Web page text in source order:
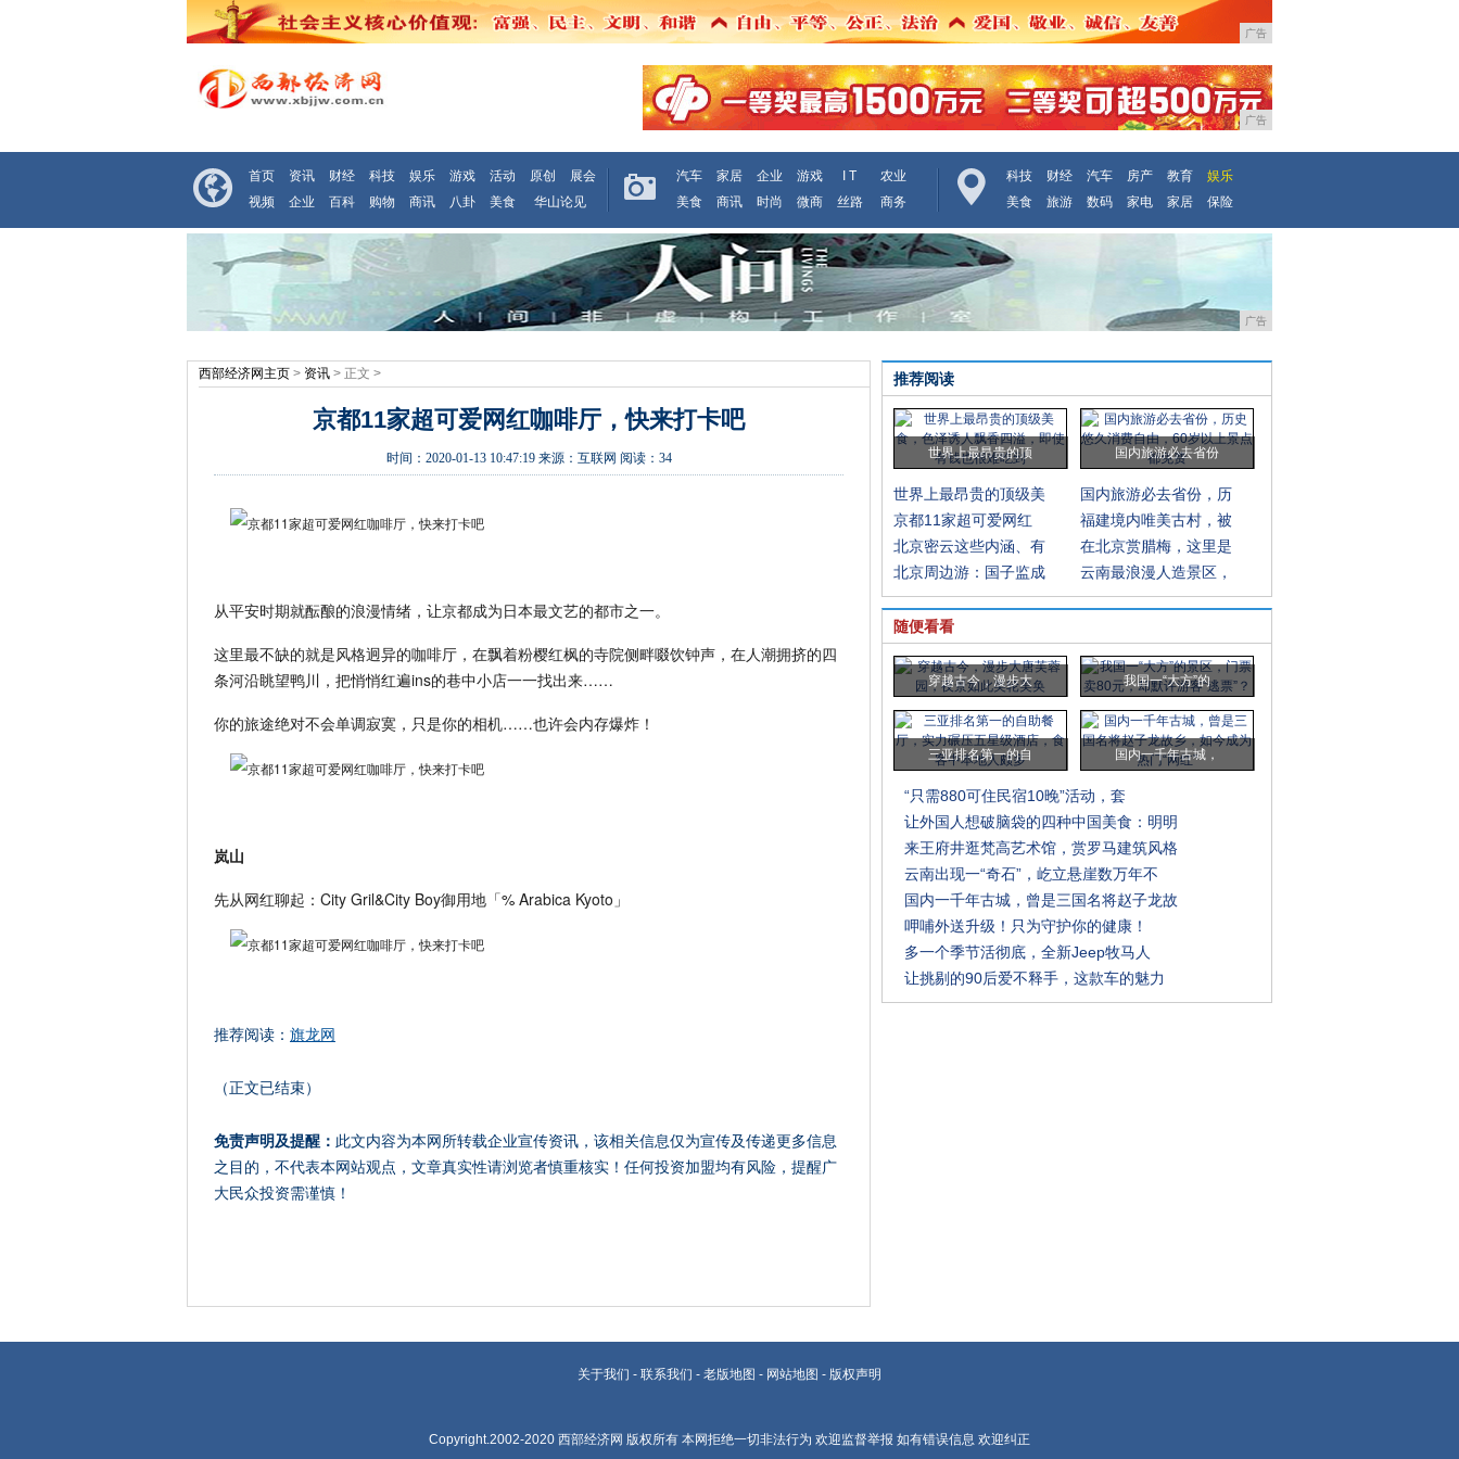
广告
广告
首页 资讯 财经 科技 娱乐 游戏 活动 原创
展会
视频
企业 百科 购物 商讯 八卦 美食 华山论见
汽车 家居 企业 游戏 I T
农业
美食
商讯 时尚 微商 丝路 商务
科技 财经 汽车 房产 教育
娱乐
美食
旅游 数码 家电 家居 保险
广告
西部经济网主页 > 资讯 > 正文 >
京都11家超可爱网红咖啡厅，快来打卡吧
时间： 2020-01-13 10:47:19来源： 互联网 阅读：34
从平安时期就酝酿的浪漫情绪，让京都成为日本最文艺的都市之一。
这里最不缺的就是风格迥异的咖啡厅，在飘着粉樱红枫的寺院侧畔啜饮钟声，在人潮拥挤的四
条河沿眺望鸭川，把悄悄红遍ins的巷中小店一一找出来……
你的旅途绝对不会单调寂寞，只是你的相机……也许会内存爆炸！
岚山
先从网红聊起：City Gril&City Boy御用地「% Arabica Kyoto」
推荐阅读： 旗龙网
（正文已结束）
免责声明及提醒： 此文内容为本网所转载企业宣传资讯，该相关信息仅为宣传及传递更多信息
之目的，不代表本网站观点，文章真实性请浏览者慎重核实！任何投资加盟均有风险，提醒广
大民众投资需谨慎！
推荐阅读
世界上最昂贵的顶 国内旅游必去省份
世界上最昂贵的顶级美
国内旅游必去省份，历
京都11家超可爱网红
福建境内唯美古村，被
北京密云这些内涵、有
在北京赏腊梅，这里是
北京周边游：国子监成
云南最浪漫人造景区，
随便看看
穿越古今，漫步大 我国一“大方”的
三亚排名第一的自 国内一千年古城，
“只需880可住民宿10晚”活动，套
让外国人想破脑袋的四种中国美食：明明
来王府井逛梵高艺术馆，赏罗马建筑风格
云南出现一“奇石”，屹立悬崖数万年不
国内一千年古城，曾是三国名将赵子龙故
呷哺外送升级！只为守护你的健康！
多一个季节活彻底，全新Jeep牧马人
让挑剔的90后爱不释手，这款车的魅力
关于我们 - 联系我们 - 老版地图 - 网站地图 - 版权声明
Copyright.2002-2020 西部经济网 版权所有 本网拒绝一切非法行为 欢迎监督举报 如有错误信息 欢迎纠正